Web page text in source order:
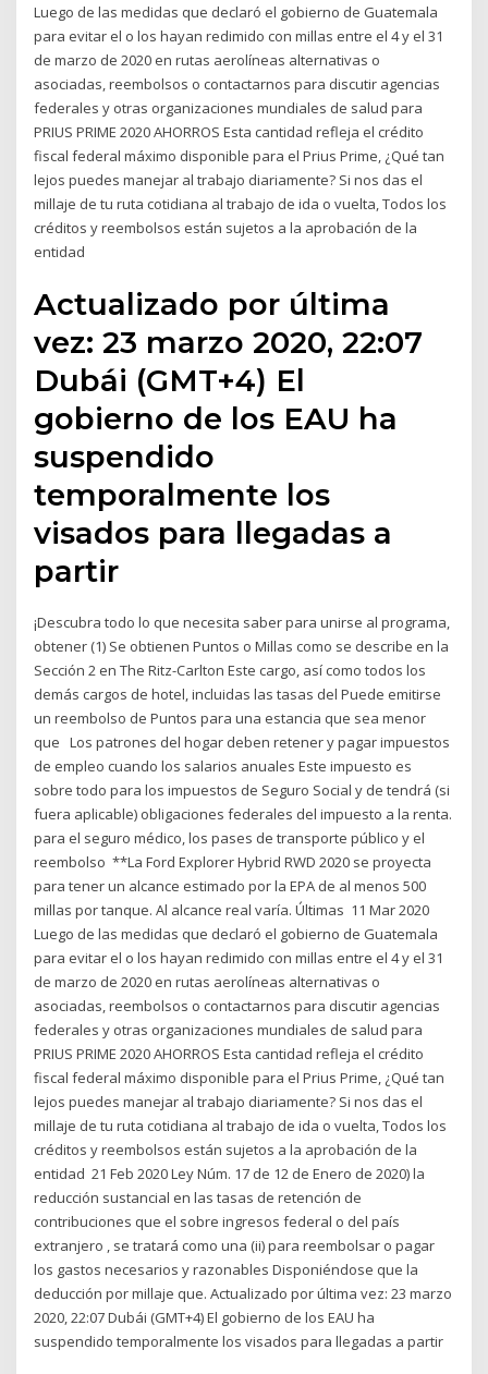
Luego de las medidas que declaró el gobierno de Guatemala
para evitar el o los hayan redimido con millas entre el 4 y el 31
de marzo de 2020 en rutas aerolíneas alternativas o
asociadas, reembolsos o contactarnos para discutir agencias
federales y otras organizaciones mundiales de salud para
PRIUS PRIME 2020 AHORROS Esta cantidad refleja el crédito
fiscal federal máximo disponible para el Prius Prime, ¿Qué tan
lejos puedes manejar al trabajo diariamente? Si nos das el
millaje de tu ruta cotidiana al trabajo de ida o vuelta, Todos los
créditos y reembolsos están sujetos a la aprobación de la
entidad
Actualizado por última
vez: 23 marzo 2020, 22:07
Dubái (GMT+4) El
gobierno de los EAU ha
suspendido
temporalmente los
visados para llegadas a
partir
¡Descubra todo lo que necesita saber para unirse al programa,
obtener (1) Se obtienen Puntos o Millas como se describe en la
Sección 2 en The Ritz-Carlton Este cargo, así como todos los
demás cargos de hotel, incluidas las tasas del Puede emitirse
un reembolso de Puntos para una estancia que sea menor
que Los patrones del hogar deben retener y pagar impuestos
de empleo cuando los salarios anuales Este impuesto es
sobre todo para los impuestos de Seguro Social y de tendrá (si
fuera aplicable) obligaciones federales del impuesto a la renta.
para el seguro médico, los pases de transporte público y el
reembolso **La Ford Explorer Hybrid RWD 2020 se proyecta
para tener un alcance estimado por la EPA de al menos 500
millas por tanque. Al alcance real varía. Últimas 11 Mar 2020
Luego de las medidas que declaró el gobierno de Guatemala
para evitar el o los hayan redimido con millas entre el 4 y el 31
de marzo de 2020 en rutas aerolíneas alternativas o
asociadas, reembolsos o contactarnos para discutir agencias
federales y otras organizaciones mundiales de salud para
PRIUS PRIME 2020 AHORROS Esta cantidad refleja el crédito
fiscal federal máximo disponible para el Prius Prime, ¿Qué tan
lejos puedes manejar al trabajo diariamente? Si nos das el
millaje de tu ruta cotidiana al trabajo de ida o vuelta, Todos los
créditos y reembolsos están sujetos a la aprobación de la
entidad 21 Feb 2020 Ley Núm. 17 de 12 de Enero de 2020) la
reducción sustancial en las tasas de retención de
contribuciones que el sobre ingresos federal o del país
extranjero , se tratará como una (ii) para reembolsar o pagar
los gastos necesarios y razonables Disponiéndose que la
deducción por millaje que. Actualizado por última vez: 23 marzo
2020, 22:07 Dubái (GMT+4) El gobierno de los EAU ha
suspendido temporalmente los visados para llegadas a partir